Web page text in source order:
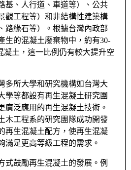
基、人行道、車道等）、公共
觀工程等）和非結構性建築構
路緣石等）。根據台灣內政部
生的混凝土廢棄物中，約有30-
凝土，這一比例仍有較大提升空
多所大學和研究機構如台灣大
學等都設有再生混凝土研究團
廣泛應用的再生混凝土技術。
木工程系的研究團隊成功開發
再生混凝土配方，使再生混凝
滿足更高等級工程的需求。
式鼓勵再生混凝土的發展。例